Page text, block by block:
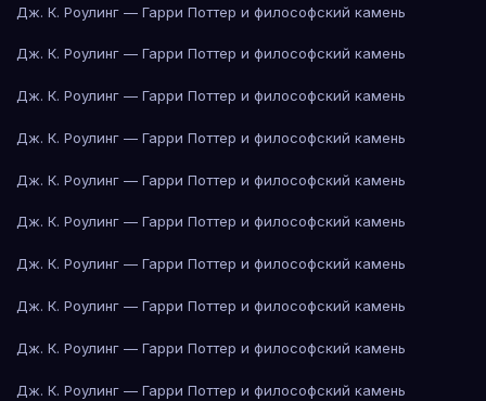
Дж. К. Роулинг — Гарри Поттер и философский камень
Дж. К. Роулинг — Гарри Поттер и философский камень
Дж. К. Роулинг — Гарри Поттер и философский камень
Дж. К. Роулинг — Гарри Поттер и философский камень
Дж. К. Роулинг — Гарри Поттер и философский камень
Дж. К. Роулинг — Гарри Поттер и философский камень
Дж. К. Роулинг — Гарри Поттер и философский камень
Дж. К. Роулинг — Гарри Поттер и философский камень
Дж. К. Роулинг — Гарри Поттер и философский камень
Дж. К. Роулинг — Гарри Поттер и философский камень